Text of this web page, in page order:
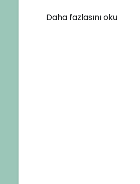
için
Daha fazlasını oku